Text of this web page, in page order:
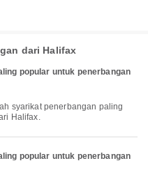
dari Halifax
popular untuk penerbangan
syarikat penerbangan paling
Halifax.
popular untuk penerbangan